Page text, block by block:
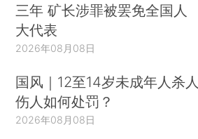
三年 矿长涉罪被罢免全国人
大代表
2026年08月08日
国风｜12至14岁未成年人杀人
伤人如何处罚？
2026年08月08日